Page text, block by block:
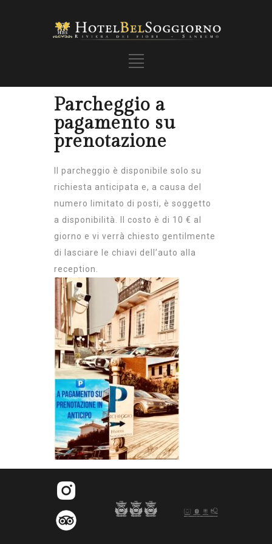
Parcheggio a
pagamento su
prenotazione
Il parcheggio è disponibile solo su
richiesta anticipata e, a causa del
numero limitato di posti, è soggetto
a disponibilità. Il costo è di 10 € al
giorno e vi verrà chiesto gentilmente
di lasciare le chiavi dell’auto alla
reception.